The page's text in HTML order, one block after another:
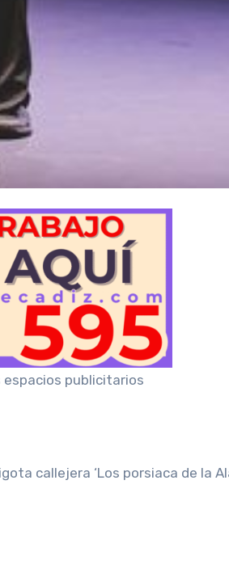
espacios publicitarios
callejera ‘Los porsiaca de la